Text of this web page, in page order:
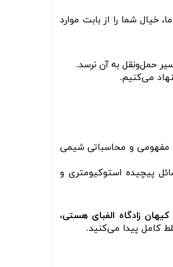
خیال شما را از بابت موارد
حمل‌ونقل به آن نرسد.
می‌کنیم.
و محاسباتی شیمی
پیچیده استوکیومتری و
زادگاه الفبای هستی،
کامل پیدا می‌کنید.